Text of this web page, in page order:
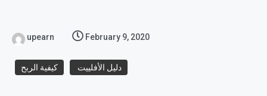
upearn February 9, 2020
دليل الأفلييت كيفية الربح